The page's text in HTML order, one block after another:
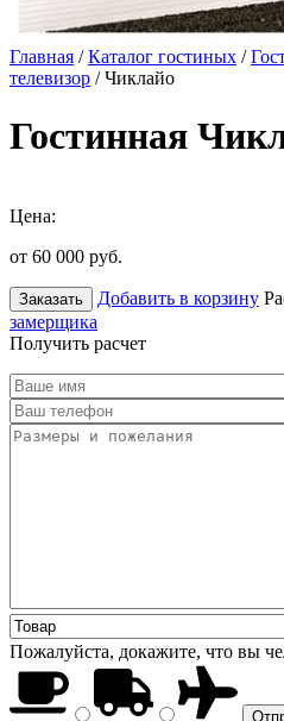
Главная /Каталог гостиных /
телевизор / Чиклайо
Гостинная
Цена:
от 60 000 руб.
Заказать Добавить в корзину
замерщика
Получить расчет
Пожалуйста, докажите, что вы